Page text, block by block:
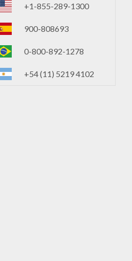
+1-855-289-1300
900-808693
0-800-892-1278
+54 (11) 5219 4102